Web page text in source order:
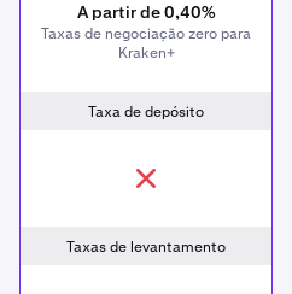
A partir de 0,40%
Taxas de negociação zero para
Kraken+
Taxa de depósito
Taxas de levantamento